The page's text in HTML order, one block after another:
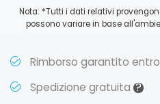
Nota: *Tutti i dati relativi
possono variare in base
Rimborso garantito entro
Spedizione gratuita?